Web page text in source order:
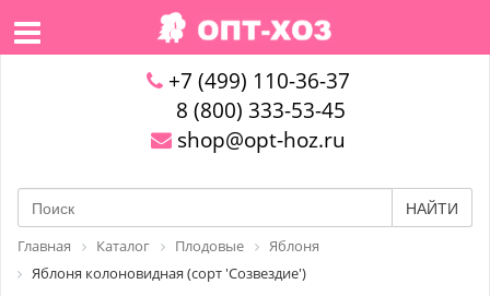
+7 (499) 110-36-37
8 (800) 333-53-45
shop@opt-hoz.ru
НАЙТИ
Главная Каталог Плодовые
Яблоня
Яблоня колоновидная (сорт 'Созвездие')